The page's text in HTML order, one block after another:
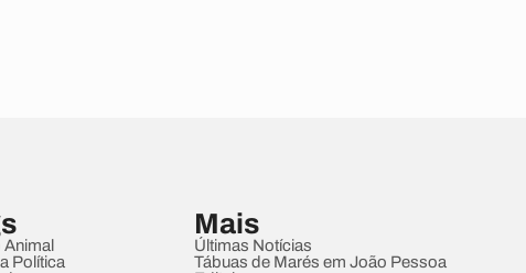
Política
Mais
Últimas Notícias
Tábuas de Marés em João Pessoa